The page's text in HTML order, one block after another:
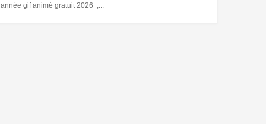
année gif animé gratuit 2026 ,...